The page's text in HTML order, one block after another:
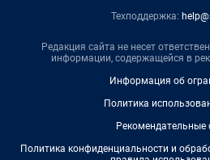
Техподдержка:
Редакция сайта не несет
информации, содержащейся в
Информация об
Политика
Рекомендательные
Политика конфиденциальности и